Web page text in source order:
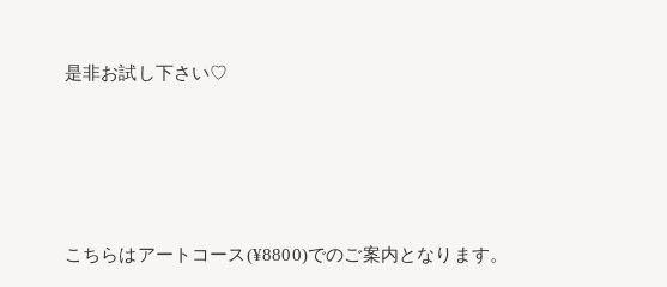
是非お試し下さい♡
こちらはアートコース(¥8800)でのご案内となります。